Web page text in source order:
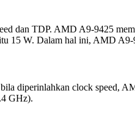
dan TDP. AMD A9-9425
15 W. Dalam hal ini, AMD A9-
diperinlahkan clock speed,
GHz).